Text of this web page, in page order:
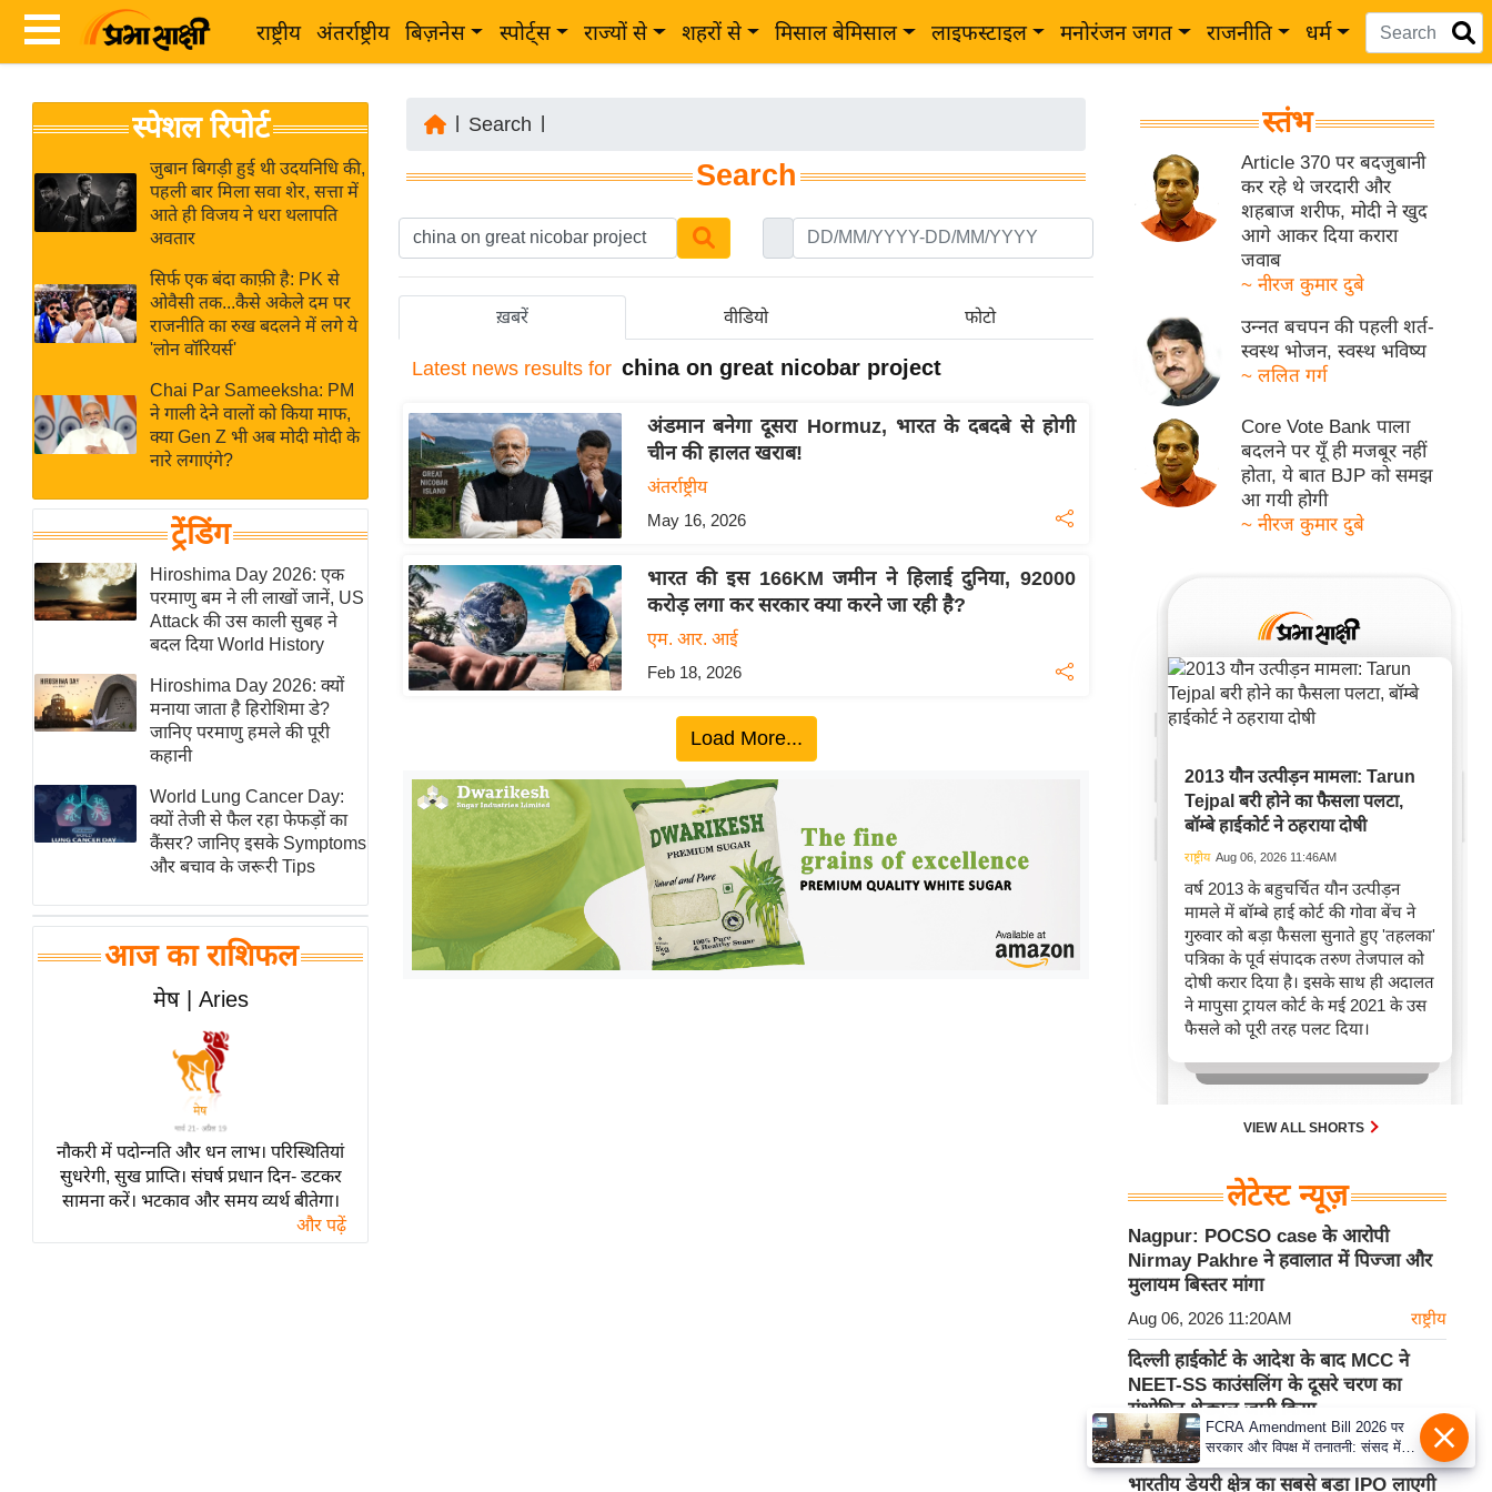
राष्ट्रीय अंतर्राष्ट्रीय बिज़नेस स्पोर्ट्स राज्यों से शहरों से मिसाल बेमिसाल लाइफस्टाइल मनोरंजन जगत राजनीति धर्म
News
Hindi
News
Live
News in
Hindi
Hindi
News
Hindi
ख
ब
अंतर्राष्ट्रीय
बिज़नेस
जगत
विशेषज्ञ
बजट
खेल
क्रिकेट
IPL
ई-पेपर
मिसाल बेमिसाल
शख्सियत
यंग इंडिया
साहित्य जगत
ऑटो वर्ल्ड
न्यूज ब्रीफ
मनोरंजन जगत
हॉलीवुड
फिल्म समीक्षा
Breaking
लाइफस्टाइल
टेक्नॉलॉजी
ब्यूटी/फैशन
घरेलू नुस्खे
स्पेशल रिपोर्ट
जुबान बिगड़ी हुई थी उदयनिधि की,
पहली बार मिला सवा शेर, सत्ता में
आते ही विजय ने धरा थलापति
अवतार
सिर्फ एक बंदा काफ़ी है: PK से
ओवैसी तक...कैसे अकेले दम पर
राजनीति का रुख बदलने में लगे ये
'लोन वॉरियर्स'
Chai Par Sameeksha: PM
ने गाली देने वालों को किया माफ,
क्या Gen Z भी अब मोदी मोदी के
नारे लगाएंगे?
ट्रेंडिंग
Hiroshima Day 2026: एक
परमाणु बम ने ली लाखों जानें, US
Attack की उस काली सुबह ने
बदल दिया World History
Hiroshima Day 2026: क्यों
मनाया जाता है हिरोशिमा डे?
जानिए परमाणु हमले की पूरी
कहानी
World Lung Cancer Day:
क्यों तेजी से फैल रहा फेफड़ों का
कैंसर? जानिए इसके Symptoms
और बचाव के जरूरी Tips
आज का राशिफल
मेष | Aries
नौकरी में पदोन्नति और धन लाभ। परिस्थितियां
सुधरेगी, सुख प्राप्ति। संघर्ष प्रधान दिन- डटकर
सामना करें। भटकाव और समय व्यर्थ बीतेगा।
और पढ़ें
Search
Search
ख़बरें वीडियो फोटो
Latest news results for china on great nicobar project
अंडमान बनेगा दूसरा Hormuz, भारत के दबदबे से होगी
चीन की हालत खराब!
अंतर्राष्ट्रीय
May 16, 2026
भारत की इस 166KM जमीन ने हिलाई दुनिया, 92000
करोड़ लगा कर सरकार क्या करने जा रही है?
एम. आर. आई
Feb 18, 2026
Load More...
स्तंभ
Article 370 पर बदजुबानी
कर रहे थे जरदारी और
शहबाज शरीफ, मोदी ने खुद
आगे आकर दिया करारा
जवाब
~ नीरज कुमार दुबे
उन्नत बचपन की पहली शर्त-
स्वस्थ भोजन, स्वस्थ भविष्य
~ ललित गर्ग
Core Vote Bank पाला
बदलने पर यूँ ही मजबूर नहीं
होता, ये बात BJP को समझ
आ गयी होगी
~ नीरज कुमार दुबे
2013 यौन उत्पीड़न मामला: Tarun
Tejpal बरी होने का फैसला पलटा,
बॉम्बे हाईकोर्ट ने ठहराया दोषी
राष्ट्रीय Aug 06, 2026 11:46AM
वर्ष 2013 के बहुचर्चित यौन उत्पीड़न
मामले में बॉम्बे हाई कोर्ट की गोवा बेंच ने
गुरुवार को बड़ा फैसला सुनाते हुए 'तहलका'
पत्रिका के पूर्व संपादक तरुण तेजपाल को
दोषी करार दिया है। इसके साथ ही अदालत
ने मापुसा ट्रायल कोर्ट के मई 2021 के उस
फैसले को पूरी तरह पलट दिया।
VIEW ALL SHORTS
लेटेस्ट न्यूज़
Nagpur: POCSO case के आरोपी
Nirmay Pakhre ने हवालात में पिज्जा और
मुलायम बिस्तर मांगा
Aug 06, 2026 11:20AM राष्ट्रीय
दिल्ली हाईकोर्ट के आदेश के बाद MCC ने
NEET-SS काउंसलिंग के दूसरे चरण का
संशोधित शेड्यूल जारी किया
Aug 06, 2026 11:15AM राष्ट्रीय
भारतीय डेयरी क्षेत्र का सबसे बड़ा IPO लाएगी
FCRA Amendment Bill 2026 पर
सरकार और विपक्ष में तनातनी: संसद में
गतिरोध बरकरार, विपक्ष ने संशोधन को
बताया 'कठोर'